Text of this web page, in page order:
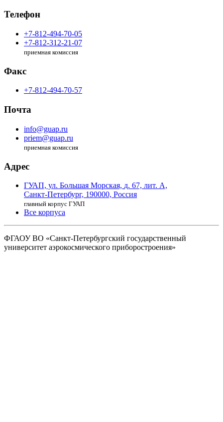
Телефон
+7-812-494-70-05
+7-812-312-21-07
приемная комиссия
Факс
+7-812-494-70-57
Почта
info@guap.ru
priem@guap.ru
приемная комиссия
Адрес
ГУАП, ул. Большая Морская, д. 67, лит. А,
Санкт-Петербург, 190000, Россия
главный корпус ГУАП
Все корпуса
ФГАОУ ВО «Санкт-Петербургский государственный
университет аэрокосмического приборостроения»